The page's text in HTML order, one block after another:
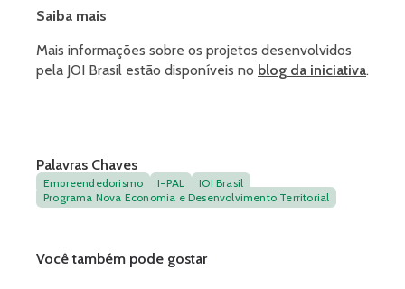
Saiba mais
Mais informações sobre os projetos desenvolvidos
pela JOI Brasil estão disponíveis no blog da iniciativa.
Palavras Chaves
Empreendedorismo J-PAL
JOI Brasil
Programa Nova Economia e Desenvolvimento Territorial
Você também pode gostar